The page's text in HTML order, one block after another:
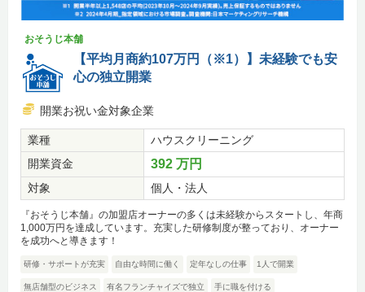
おそうじ本舗
【平均月商約107万円（※1）】未経験でも安
心の独立開業
開業お祝い金対象企業
業種
ハウスクリーニング
開業資金
392 万円
対象 個人・法人
『おそうじ本舗』の加盟店オーナーの多くは未経験からスタートし、年商
1,000万円を達成しています。充実した研修制度が整っており、オーナー
を成功へと導きます！
研修・サポートが充実 自由な時間に働く 定年なしの仕事 1人で開業
無店舗型のビジネス 有名フランチャイズで独立 手に職を付ける